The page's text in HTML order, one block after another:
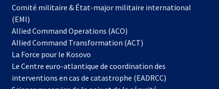
Comité militaire & État-major militaire international
(EMI)
Allied Command Operations (ACO)
dans
nouvel
onglet
Allied Command Transformation (ACT)
La Force pour le Kosovo
dans
un
Le Centre euro-atlantique de coordination des
interventions en cas de catastrophe (EADRCC)